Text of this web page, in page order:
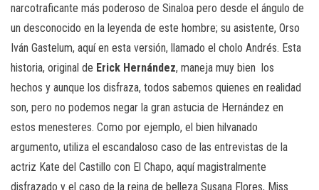
narcotraficante más poderoso de Sinaloa pero desde el ángulo de
un desconocido en la leyenda de este hombre; su asistente, Orso
Iván Gastelum, aquí en esta versión, llamado el cholo Andrés. Esta
historia, original de Erick Hernández, maneja muy bien los
hechos y aunque los disfraza, todos sabemos quienes en realidad
son, pero no podemos negar la gran astucia de Hernández en
estos menesteres. Como por ejemplo, el bien hilvanado
argumento, utiliza el escandaloso caso de las entrevistas de la
actriz Kate del Castillo con El Chapo, aquí magistralmente
disfrazado y el caso de la reina de belleza Susana Flores, Miss